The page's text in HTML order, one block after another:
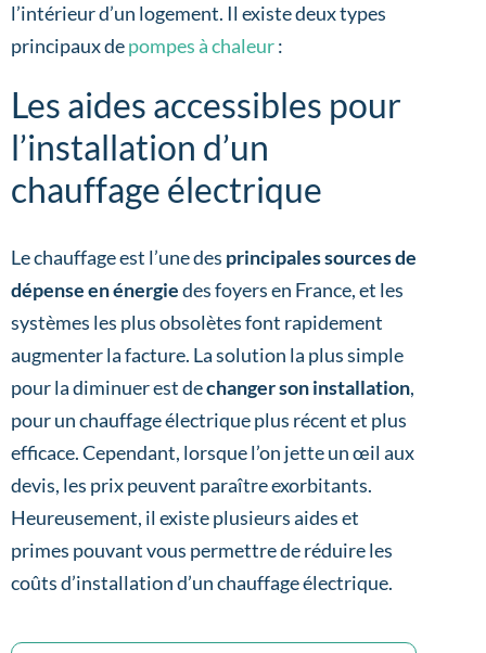
l’intérieur d’un logement. Il existe deux types
principaux depompes à chaleur:
Les aides accessibles pour
l’installation d’un
chauffage électrique
Le chauffage est l’une des principales sources de
dépense en énergiedes foyers en France, et les
systèmes les plus obsolètes font rapidement
augmenter la facture. La solution la plus simple
pour la diminuer est dechanger son installation,
pour un chauffage électrique plus récent et plus
efficace. Cependant, lorsque l’on jette un œil aux
devis, les prix peuvent paraître exorbitants.
Heureusement, il existe plusieurs aides et
primes pouvant vous permettre de réduire les
coûts d’installation d’un chauffage électrique.